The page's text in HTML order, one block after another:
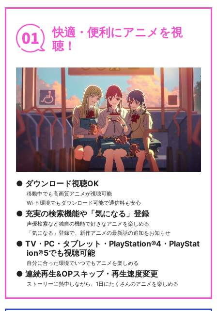
快適・便利にアニメを視
聴！
ダウンロード視聴OK
移動中でも高画質アニメが視聴可能
Wi-Fi環境でもダウンロード可能で通信料も安心
充実の検索機能や「気になる」登録
声優検索など独自の機能で好きなアニメを楽しめる
「気になる」登録で、新作アニメの最新話の追加をお知らせ
TV・PC・タブレット・PlayStation®4・PlayStat
ion®5でも視聴可能
自分に合った環境でいつでもアニメを楽しめる
連続再生&OPスキップ・再生速度変更
ストーリーに熱中しながら、1日にたくさんのアニメを楽しめる